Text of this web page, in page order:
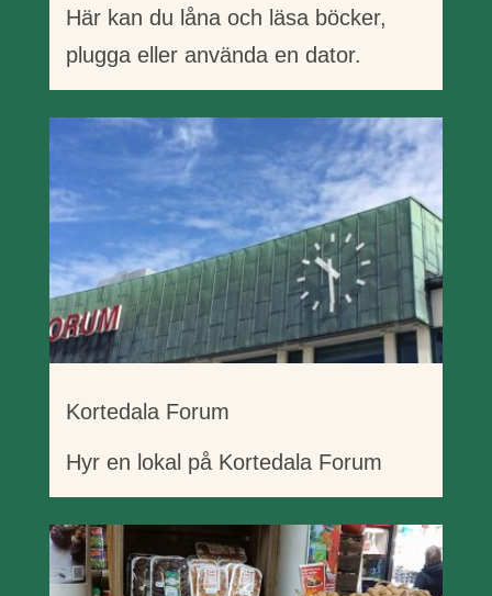
Här kan du låna och läsa böcker,
plugga eller använda en dator.
Kortedala Forum
Hyr en lokal på Kortedala Forum